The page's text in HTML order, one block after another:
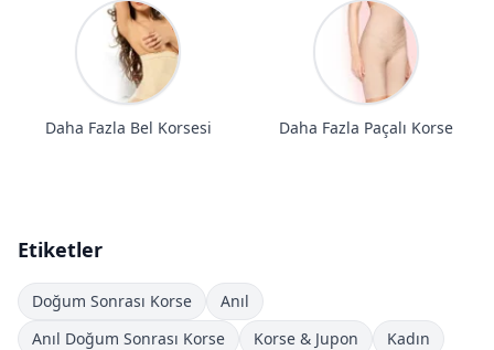
Daha Fazla Bel Korsesi Daha Fazla Paçalı Korse
Etiketler
Doğum Sonrası Korse
Anıl
Anıl Doğum Sonrası Korse
Korse & Jupon
Kadın